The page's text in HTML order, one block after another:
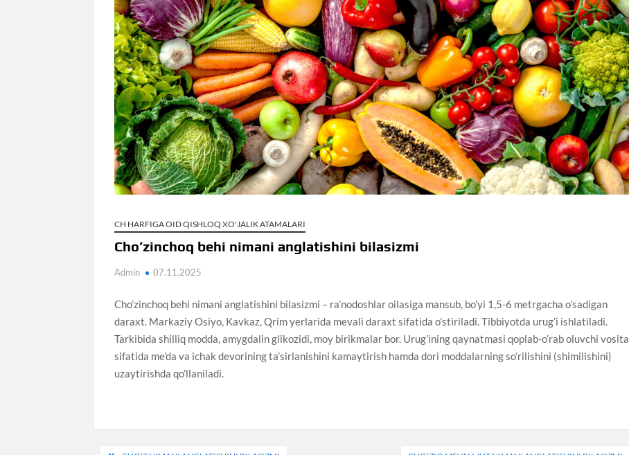
CH HARFIGA OID QISHLOQ XO'JALIK ATAMALARI
Cho’zinchoq behi nimani anglatishini bilasizmi
Admin 07.11.2025
Cho’zinchoq behi nimani anglatishini bilasizmi – ra’nodoshlar oilasiga mansub, bo’yi 1,5-6 metrgacha o’sadigan
daraxt. Markaziy Osiyo, Kavkaz, Qrim yerlarida mevali daraxt sifatida o’stiriladi. Tibbiyotda urug’i ishlatiladi.
Tarkibida shilliq modda, amygdalin glikozidi, moy birikmalar bor. Urug’ining qaynatmasi qoplab-o’rab oluvchi vosita
sifatida me’da va ichak devorining ta’sirlanishini kamaytirish hamda dori moddalarning so’rilishini (shimilishini)
uzaytirishda qo’llaniladi.